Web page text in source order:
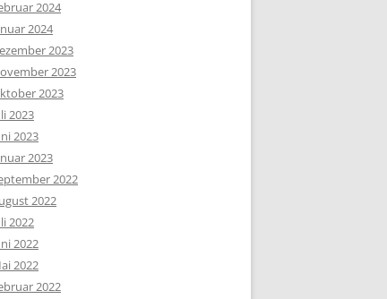
2024
2024
2023
2023
2023
2023
2023
2023
2022
2022
2022
2022
2022
2022